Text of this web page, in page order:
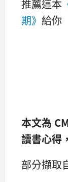
推薦這本
期》 給你
本文為
讀書心得，
部分擷取